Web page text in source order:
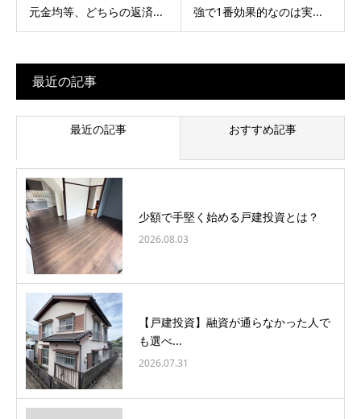
元金均等、どちらの返済...
強で1番効果的なのは実...
最近の記事
最近の記事 おすすめ記事
少額で手堅く始める戸建投資とは？
2026.08.03
【戸建投資】融資が通らなかった人で
も選べ...
2026.07.31